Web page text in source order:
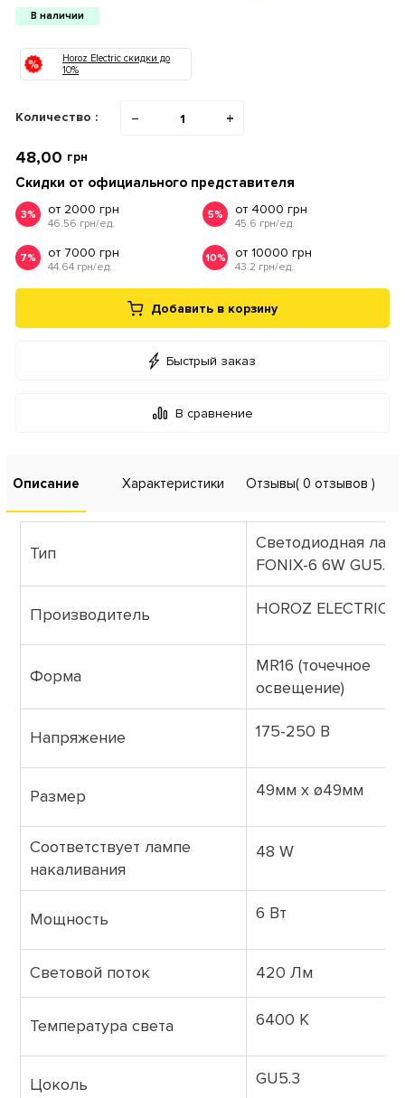
В наличии
Horoz Electric скидки до
10%
Количество : − +
48,00 грн
Скидки от официального представителя
3% от 2000 грн
46.56 грн/ед.
5% от 4000 грн
45.6 грн/ед.
7% от 7000 грн
44.64 грн/ед.
10% от 10000 грн
43.2 грн/ед.
Добавить в корзину
Быстрый заказ
В сравнение
Описание Характеристики Отзывы( 0 отзывов )
Тип
Светодиодная
FONIX-6 6W GU5.3
Производитель HOROZ ELECTRIC
Форма
MR16 (точечное
освещение)
Напряжение 175-250 В
Размер 49мм х ø49мм
Соответствует лампе
накаливания
48 W
Мощность 6 Вт
Световой поток 420 Лм
Температура света 6400 К
Цоколь GU5.3